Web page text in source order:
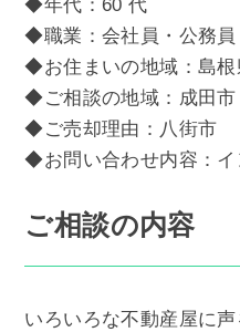
◆年代：60 代
◆職業：会社員・公務員
◆お住まいの地域：島根
◆ご相談の地域：成田市
◆ご売却理由：八街市
◆お問い合わせ内容：イ
ご相談の内容
いろいろな不動産屋に